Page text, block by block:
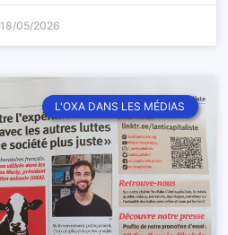
18/05/2026
L'OXA DANS LES MÉDIAS